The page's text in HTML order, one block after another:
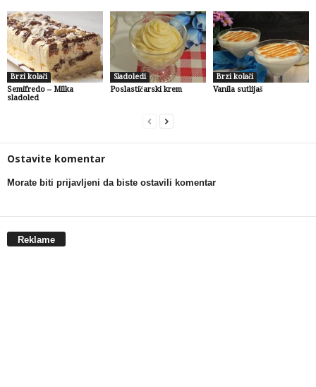
Brzi kolači
Semifredo – Milka
sladoled
Sladoledi
Poslastičarski krem
Brzi kolači
Vanila sutlijaš
Ostavite komentar
Morate biti prijavljeni da biste ostavili komentar
Reklame